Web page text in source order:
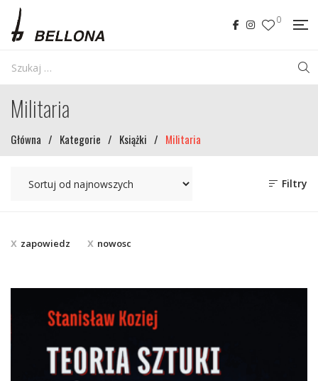
0
Militaria
Główna / Kategorie / Książki / Militaria
Filtry
zapowiedz nowosc